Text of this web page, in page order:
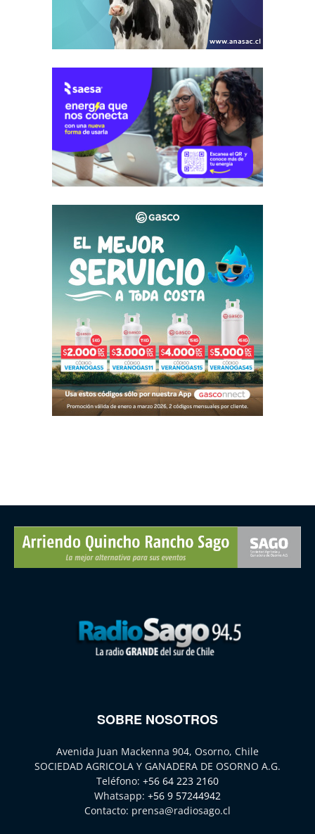
SOBRE NOSOTROS
Avenida Juan Mackenna 904, Osorno, Chile
SOCIEDAD AGRICOLA Y GANADERA DE OSORNO A.G.
Teléfono: +56 64 223 2160
Whatsapp: +56 9 57244942
Contacto: prensa@radiosago.cl